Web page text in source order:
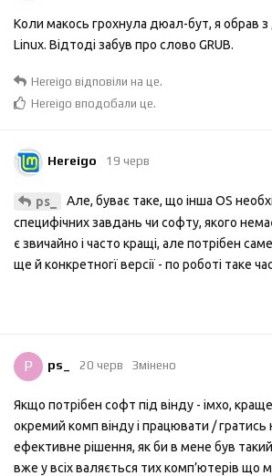
Коли макось грохнула дюал-бут, я обрав з
Linux. Відтоді забув про слово GRUB.
Hereigo відповіли на це.
Hereigo вподобали це.
Hereigo 19 черв
ps_
Але, буває таке, що інша OS
специфічних завдань чи софту, якого
є звичайно і часто кращі, але потрібен
ще й конкретногї версії - по роботі таке
P ps_ 20 черв Змінено
Якщо потрібен софт під вінду - імхо,
окремий комп вінду і працювати / гратись
ефективне рішення, як би в мене був
вже у всіх валяється тих комп’ютерів що